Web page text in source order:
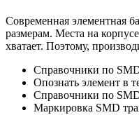
Современная элементная
размерам. Места на
хватает. Поэтому,
Справочники по
Опознать элемент в
Справочники по
Маркировка SMD